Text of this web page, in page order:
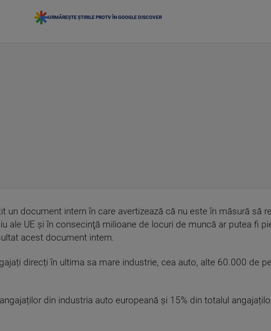
URMĂREȘTE ȘTIRILE PROTV ÎN GOOGLE DISCOVER
un document intern în care avertizează că nu este în măsură să
ale UE şi în consecinţă milioane de locuri de muncă ar putea fi
acest document intern.
direcți în ultima sa mare industrie, cea auto, alte 60.000 de
din industria auto europeană și 15% din totalul